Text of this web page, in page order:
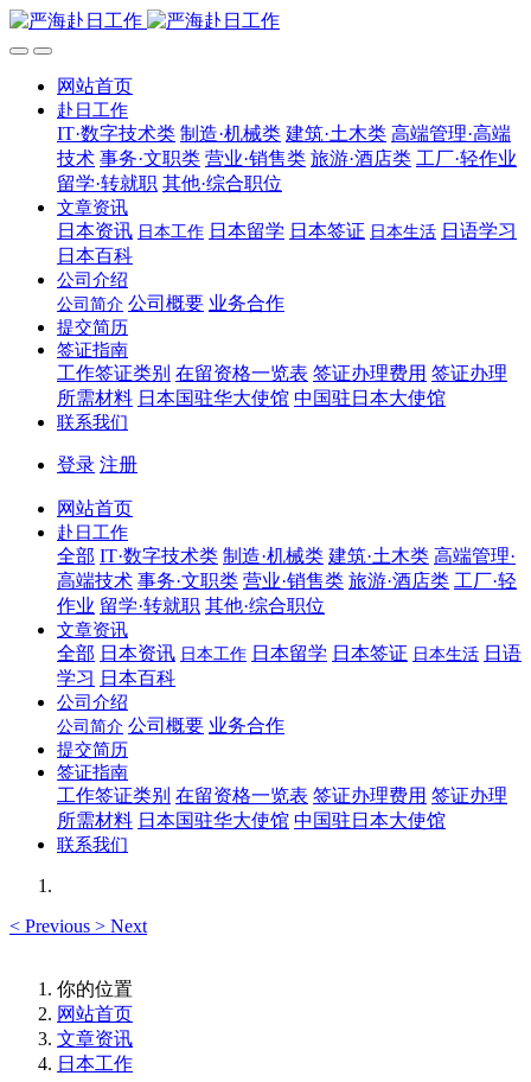
网站首页
赴日工作
IT·数字技术类 制造·机械类 建筑·土木类 高端管理·高端
技术 事务·文职类 营业·销售类 旅游·酒店类 工厂·轻作业
留学·转就职 其他·综合职位
文章资讯
日本资讯 日本工作 日本留学 日本签证 日本生活 日语学习
日本百科
公司介绍
公司简介 公司概要 业务合作
提交简历
签证指南
工作签证类别 在留资格一览表 签证办理费用 签证办理
所需材料 日本国驻华大使馆 中国驻日本大使馆
联系我们
登录 注册
网站首页
赴日工作
全部 IT·数字技术类 制造·机械类 建筑·土木类 高端管理·
高端技术 事务·文职类 营业·销售类 旅游·酒店类 工厂·轻
作业 留学·转就职 其他·综合职位
文章资讯
全部 日本资讯 日本工作 日本留学 日本签证 日本生活 日语
学习 日本百科
公司介绍
公司简介 公司概要 业务合作
提交简历
签证指南
工作签证类别 在留资格一览表 签证办理费用 签证办理
所需材料 日本国驻华大使馆 中国驻日本大使馆
联系我们
< Previous > Next
你的位置
网站首页
文章资讯
日本工作